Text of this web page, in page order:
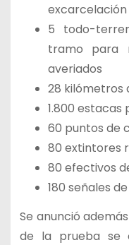
excarcelación
5 todo-
tramo para
averiados
28 kilómetros
1.800
60 puntos de
80 extintores
80 efectivos
180 señales
Se anunció
de la prueba se